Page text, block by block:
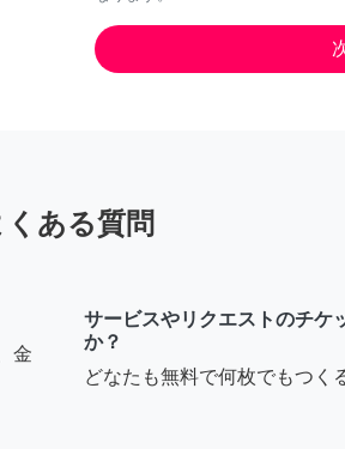
くある質問
金
サービスやリクエストのチケ
か？
どなたも無料で何枚でもつく